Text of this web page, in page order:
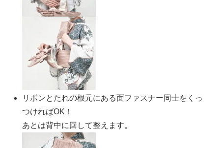
リボンとたれの根元にある面ファスナー同士をくっ
つければOK！
あとは背中に回して整えます。